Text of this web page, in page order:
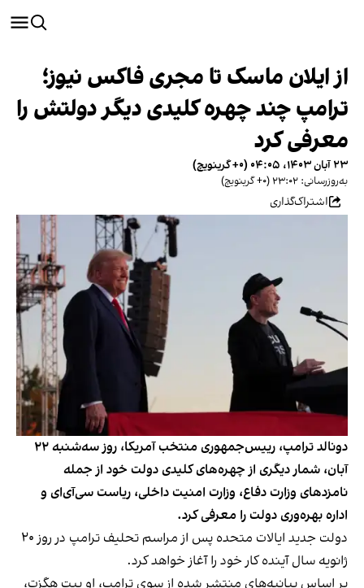
از ایلان ماسک تا مجری فاکس نیوز؛
ترامپ چند چهره کلیدی دیگر دولتش را
معرفی کرد
۲۳ آبان ۱۴۰۳، ۰۴:۰۵ (‎+۰ گرینویچ)
به‌روزرسانی: ۲۳:۰۲ (‎+۰ گرینویچ)
اشتراک‌گذاری
دونالد ترامپ، رییس‌جمهوری منتخب آمریکا، روز سه‌شنبه ۲۲
آبان، شمار دیگری از چهره‌های کلیدی دولت خود از جمله
نامزدهای وزارت دفاع، وزارت امنیت داخلی، ریاست سی‌آی‌ای و
اداره بهره‌وری دولت را معرفی کرد.
دولت جدید ایالات متحده پس از مراسم تحلیف ترامپ در روز ۲۰
ژانویه سال آینده کار خود را آغاز خواهد کرد.
بر اساس بیانیه‌های منتشر شده از سوی ترامپ، او پیت هگزت،